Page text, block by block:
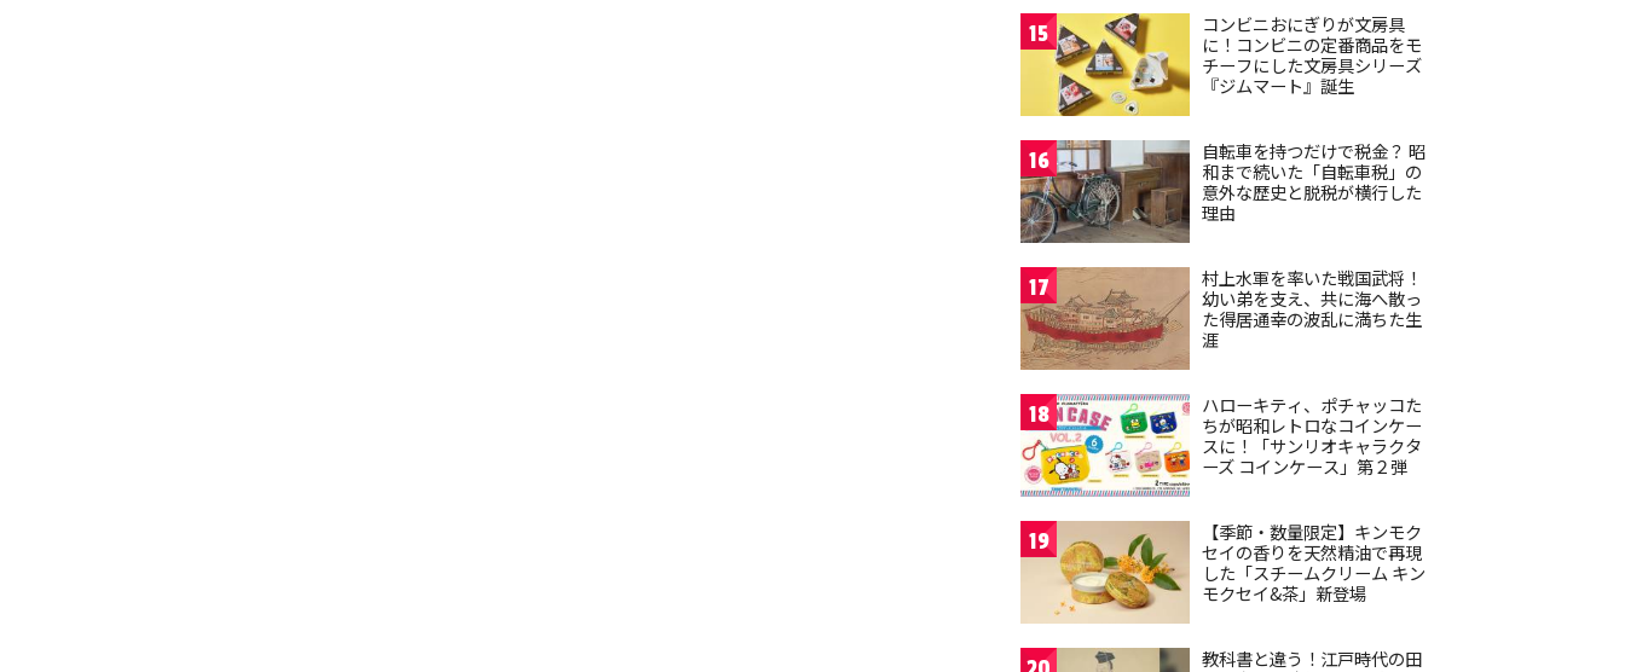
15
コンビニおにぎりが文房具
に！コンビニの定番商品をモ
チーフにした文房具シリーズ
『ジムマート』誕生
16
自転車を持つだけで税金？ 昭
和まで続いた「自転車税」の
意外な歴史と脱税が横行した
理由
17
村上水軍を率いた戦国武将！
幼い弟を支え、共に海へ散っ
た得居通幸の波乱に満ちた生
涯
18
ハローキティ、ポチャッコた
ちが昭和レトロなコインケー
スに！「サンリオキャラクタ
ーズ コインケース」第２弾
19
【季節・数量限定】キンモク
セイの香りを天然精油で再現
した「スチームクリーム キン
モクセイ&茶」新登場
教科書と違う！江戸時代の田